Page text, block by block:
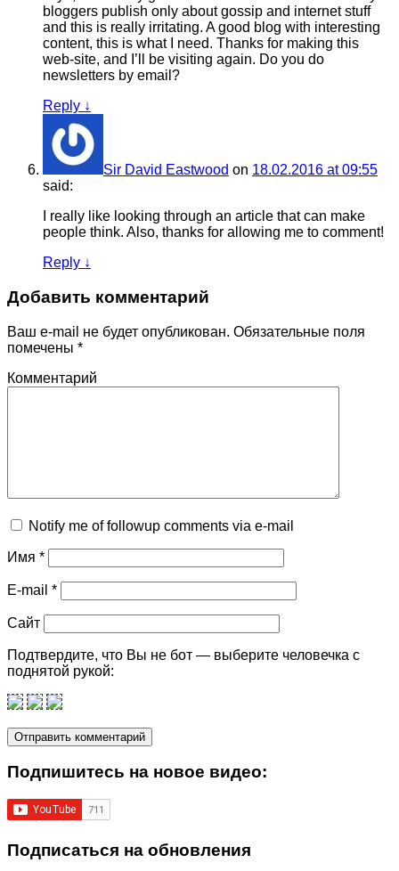
bloggers publish only about gossip and internet stuff
and this is really irritating. A good blog with interesting
content, this is what I need. Thanks for making this
web-site, and I’ll be visiting again. Do you do
newsletters by email?
Reply ↓
Sir David Eastwood on 18.02.2016 at 09:55
said:
I really like looking through an article that can make
people think. Also, thanks for allowing me to comment!
Reply ↓
Добавить комментарий
Ваш e-mail не будет опубликован. Обязательные поля
помечены *
Комментарий
Notify me of followup comments via e-mail
Имя *
E-mail *
Сайт
Подтвердите, что Вы не бот — выберите человечка с
поднятой рукой:
Подпишитеcь на новое видео:
Подписаться на обновления